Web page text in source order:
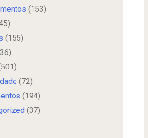
(153)
(155)
(72)
(194)
(37)